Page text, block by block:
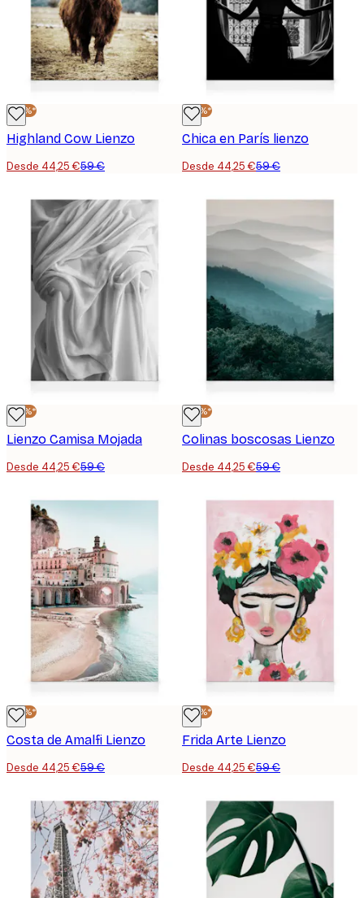
-25%*
Highland Cow Lienzo
Desde 44,25 €59 €
-25%*
Chica en París lienzo
Desde 44,25 €59 €
-25%*
Lienzo Camisa Mojada
Desde 44,25 €59 €
-25%*
Colinas boscosas Lienzo
Desde 44,25 €59 €
-25%*
Costa de Amalfi Lienzo
Desde 44,25 €59 €
-25%*
Frida Arte Lienzo
Desde 44,25 €59 €